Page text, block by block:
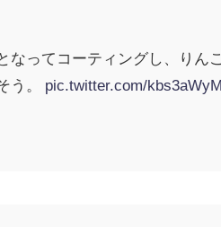
なってコーティングし、りん
う。 pic.twitter.com/